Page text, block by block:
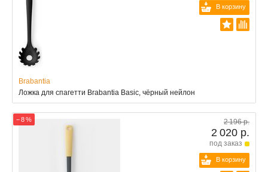
В корзину
Brabantia
Ложка для спагетти Brabantia Basic, чёрный нейлон
− 8 % 2 196 р.
2 020 р.
под заказ
В корзину